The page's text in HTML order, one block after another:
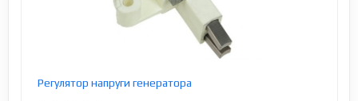
Регулятор напруги генератора